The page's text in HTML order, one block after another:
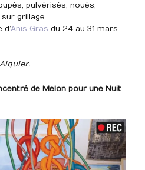
pulvérisés, noués,
grillage.
Anis Gras du 24 au 31 mars
de Melon pour une Nuit